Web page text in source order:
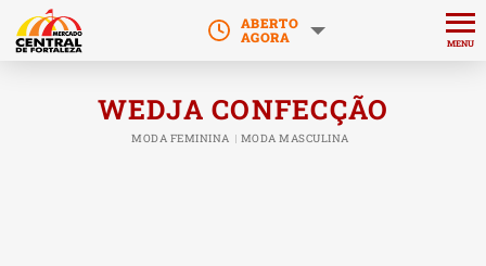
ABERTO
AGORA
MENU
WEDJA CONFECÇÃO
MODA FEMININA MODA MASCULINA